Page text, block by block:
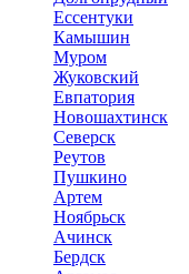
Ессентуки
Камышин
Муром
Жуковский
Евпатория
Новошахтинск
Северск
Реутов
Пушкино
Артем
Ноябрьск
Ачинск
Бердск